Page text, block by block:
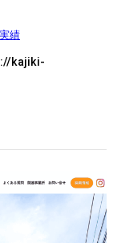
績
kajiki-